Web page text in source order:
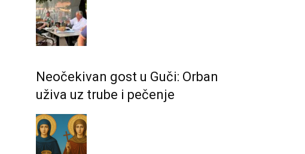
Neočekivan gost u Guči: Orban
uživa uz trube i pečenje